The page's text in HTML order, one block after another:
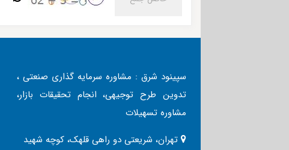
سپینود شرق : مشاوره سرمایه گذاری صنعتی ،
تدوین طرح توجیهی، انجام تحقیقات بازار،
مشاوره تسهیلات
تهران، شریعتی دو راهی قلهک، کوچه شهید